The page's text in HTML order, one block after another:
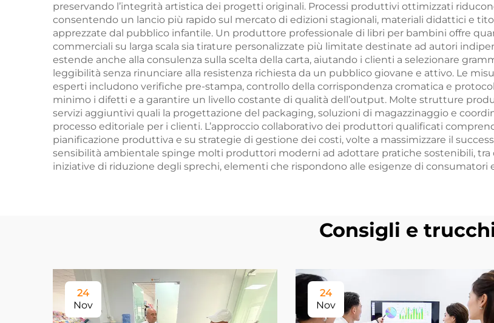
preservando l’integrità artistica dei progetti originali. Processi produttivi ottimizzati
consentendo un lancio più rapido sul mercato di edizioni stagionali, materiali didattici e
apprezzate dal pubblico infantile. Un produttore professionale di libri per bambini offre
commerciali su larga scala sia tirature personalizzate più limitate destinate ad autori
estende anche alla consulenza sulla scelta della carta, aiutando i clienti a selezionare
leggibilità senza rinunciare alla resistenza richiesta da un pubblico giovane e attivo. Le
esperti includono verifiche pre-stampa, controllo della corrispondenza cromatica e
minimo i difetti e a garantire un livello costante di qualità dell’output. Molte strutture
servizi aggiuntivi quali la progettazione del packaging, soluzioni di magazzinaggio e
processo editoriale per i clienti. L’approccio collaborativo dei produttori qualificati
pianificazione produttiva e su strategie di gestione dei costi, volte a massimizzare il
sensibilità ambientale spinge molti produttori moderni ad adottare pratiche sostenibili, tra
iniziative di riduzione degli sprechi, elementi che rispondono alle esigenze di
Consigli e
24
Nov
24
Nov